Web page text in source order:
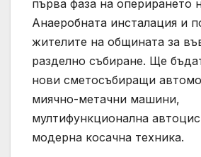
първа фаза на оперирането
Анаеробната инсталация и
жителите на общината за
разделно събиране. Ще
нови сметосъбиращи
миячно-метачни машини,
мултифункционална
модерна косачна техника.